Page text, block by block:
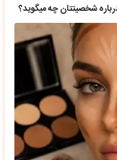
شخصیتتان چه میگوید؟